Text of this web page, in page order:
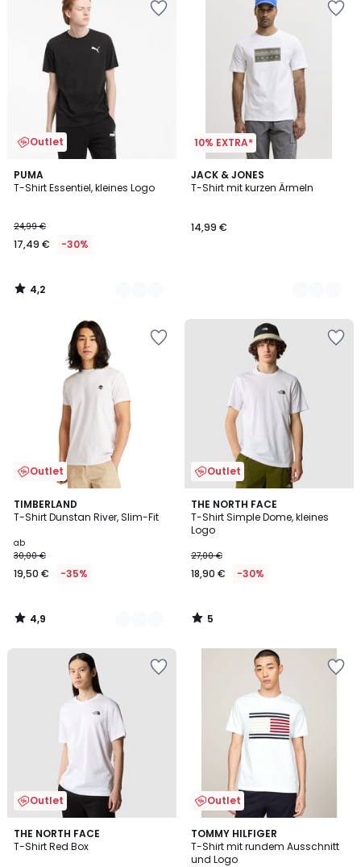
Outlet
PUMA
T-Shirt Essentiel, kleines Logo
24,99 €
17,49 € -30%
4,2
/ 5
2
Farben
4,2
/
10% EXTRA*
JACK & JONES
T-Shirt mit kurzen Ärmeln
14,99 €
2
Farben
Outlet
TIMBERLAND
T-Shirt Dunstan River, Slim-Fit
ab
30,00 €
19,50 € -35%
4,9
/ 5
3
Farben
4,9
/
Outlet
THE NORTH FACE
T-Shirt Simple Dome, kleines
Logo
27,00 €
18,90 € -30%
5
/
5
5
/
Outlet
THE NORTH FACE
T-Shirt Red Box
5
/
Outlet
TOMMY HILFIGER
T-Shirt mit rundem Ausschnitt
und Logo